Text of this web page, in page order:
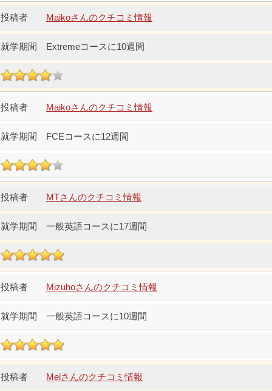
Maikoさんのクチコミ情報
Extremeコースに10週間
Maikoさんのクチコミ情報
FCEコースに12週間
MTさんのクチコミ情報
一般英語コースに17週間
Mizuhoさんのクチコミ情報
一般英語コースに10週間
Meiさんのクチコミ情報